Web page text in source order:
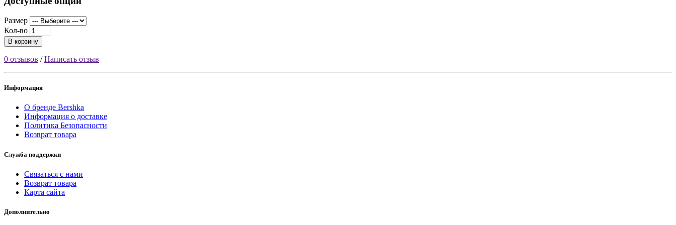
Размер
Кол-во
В корзину
0 отзывов /Написать отзыв
Информация
О бренде Bershka
Информация о доставке
Политика Безопасности
Возврат товара
Служба поддержки
Связаться с нами
Возврат товара
Карта сайта
Дополнительно